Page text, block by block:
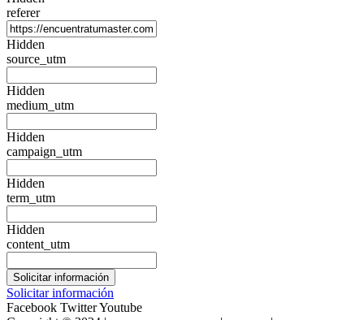
referer
Hidden
source_utm
Hidden
medium_utm
Hidden
campaign_utm
Hidden
term_utm
Hidden
content_utm
Solicitar información
Facebook TwitterYoutube